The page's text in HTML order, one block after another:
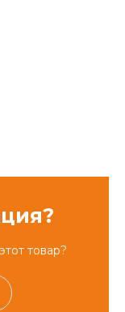
товар?